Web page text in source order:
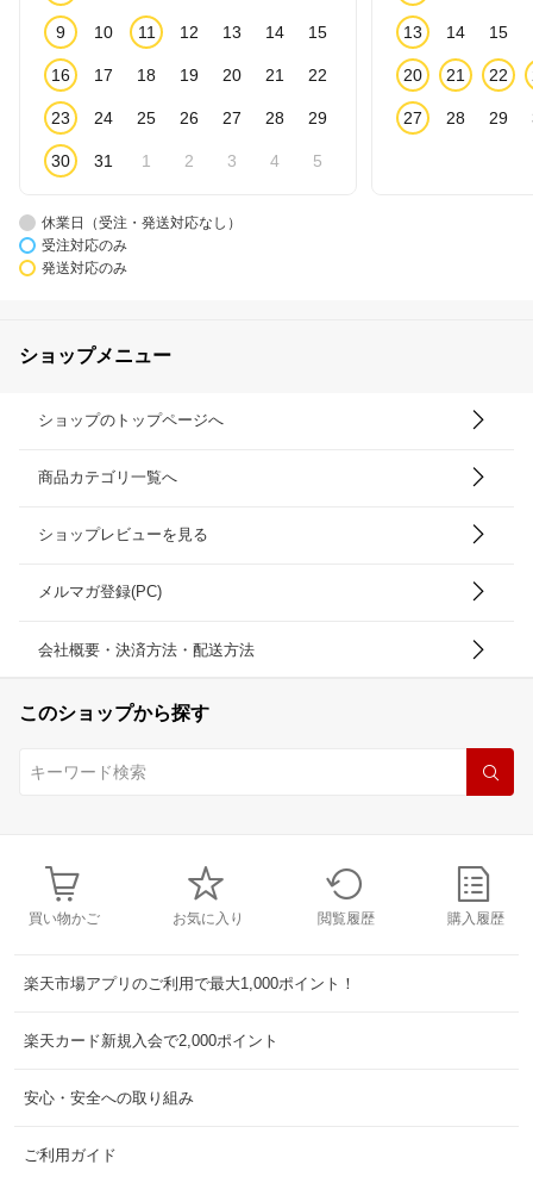
9 10 11 12 13 14 15
16 17 18 19 20 21 22
23 24 25 26 27 28 29
30 31 1 2 3 4 5
13 14 15
20 21 22
27 28 29
休業日（受注・発送対応なし）
受注対応のみ
発送対応のみ
ショップメニュー
ショップのトップページへ
商品カテゴリ一覧へ
ショップレビューを見る
メルマガ登録(PC)
会社概要・決済方法・配送方法
このショップから探す
買い物かご お気に入り 閲覧履歴 購入履歴
楽天市場アプリのご利用で最大1,000ポイント！
楽天カード新規入会で2,000ポイント
安心・安全への取り組み
ご利用ガイド